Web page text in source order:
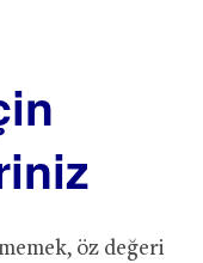
öz değeri